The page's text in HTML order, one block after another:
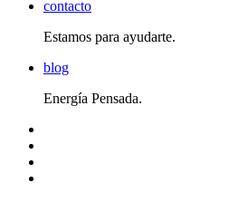
contacto
Estamos para ayudarte.
blog
Energía Pensada.